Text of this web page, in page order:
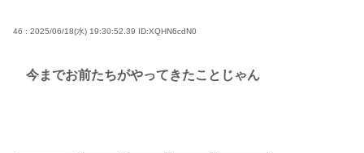
46 : 2025/06/18(水) 19:30:52.39 ID:XQHN6cdN0
今までお前たちがやってきたことじゃん